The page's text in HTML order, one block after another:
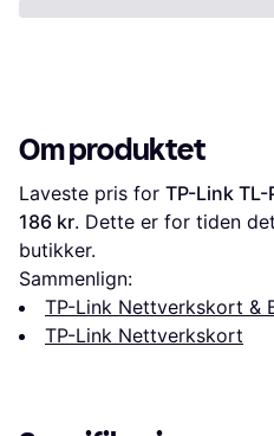
Om produktet
Laveste pris for TP-Link TL-
186 kr. Dette er for tiden
butikker.
Sammenlign:
TP-Link Nettverkskort &
TP-Link Nettverkskort